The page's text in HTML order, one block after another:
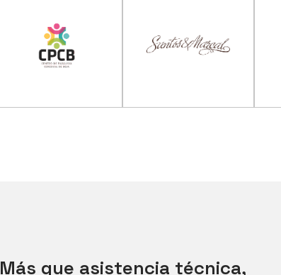
Más que asistencia técnica,